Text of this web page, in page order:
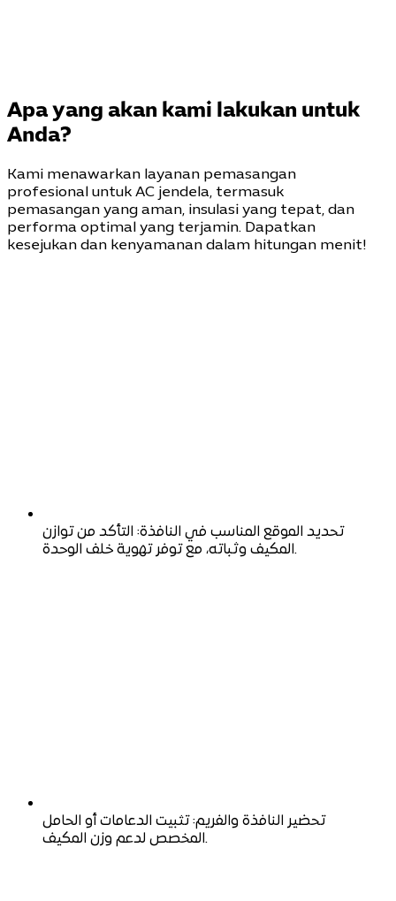
Apa yang akan kami lakukan untuk
Anda?
Kami menawarkan layanan pemasangan
profesional untuk AC jendela, termasuk
pemasangan yang aman, insulasi yang tepat, dan
performa optimal yang terjamin. Dapatkan
kesejukan dan kenyamanan dalam hitungan menit!
تحديد الموقع المناسب في النافذة: التأكد من توازن
المكيف وثباته، مع توفر تهوية خلف الوحدة.
تحضير النافذة والفريم: تثبيت الدعامات أو الحامل
المخصص لدعم وزن المكيف.